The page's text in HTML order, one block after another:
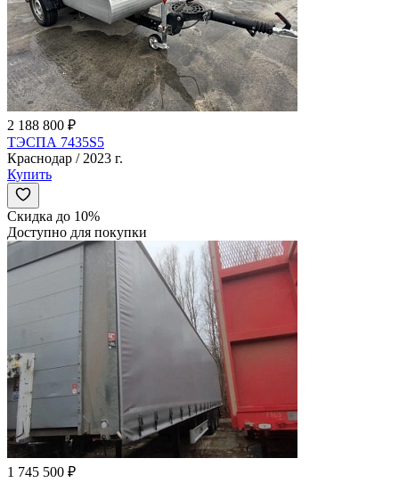
2 188 800 ₽
ТЭСПА 7435S5
Краснодар / 2023 г.
Купить
Скидка до 10%
Доступно для покупки
1 745 500 ₽